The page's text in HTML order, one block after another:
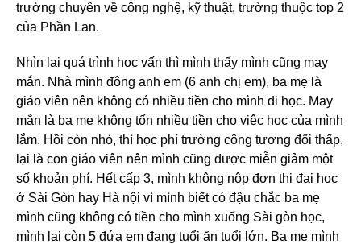
trường chuyên về công nghệ, kỹ thuật, trường thuộc top 2
của Phần Lan.
Nhìn lại quá trình học vấn thì mình thấy mình cũng may
mắn. Nhà mình đông anh em (6 anh chị em), ba mẹ là
giáo viên nên không có nhiều tiền cho mình đi học. May
mắn là ba mẹ không tốn nhiều tiền cho việc học của mình
lắm. Hồi còn nhỏ, thì học phí trường công tương đối thấp,
lại là con giáo viên nên mình cũng được miễn giảm một
số khoản phí. Hết cấp 3, mình không nộp đơn thi đại học
ở Sài Gòn hay Hà nội vì mình biết có đậu chắc ba mẹ
mình cũng không có tiền cho mình xuống Sài gòn học,
mình lại còn 5 đứa em đang tuổi ăn tuổi lớn. Ba mẹ mình